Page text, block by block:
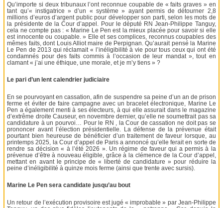
Qu’importe si deux tribunaux l’ont reconnue coupable de « faits graves » en
tant qu’« instigatrice » d’un « système » ayant permis de détourner 2,8
millions d’euros d’argent public pour développer son parti, selon les mots de
la présidente de la Cour d’appel. Pour le député RN Jean-Philippe Tanguy,
cela ne compte pas : « Marine Le Pen est la mieux placée pour savoir si elle
est innocente ou coupable. » Elle et ses complices, reconnus coupables des
mêmes faits, dont Louis Alliot maire de Perpignan. Qu’aurait pensé la Marine
Le Pen de 2013 qui réclamait « l’inéligibilité à vie pour tous ceux qui ont été
condamnés pour des faits commis à l’occasion de leur mandat », tout en
clamant « j’ai une éthique, une morale, et je m’y tiens » ?
Le pari d’un lent calendrier judiciaire
En se pourvoyant en cassation, afin de suspendre sa peine d’un an de prison
ferme et éviter de faire campagne avec un bracelet électronique, Marine Le
Pen a également menti à ses électeurs, à qui elle assurait dans le magazine
d’extrême droite Causeur, en novembre dernier, qu’elle ne soumettrait pas sa
candidature à un pourvoi… Pour le RN , la Cour de cassation ne doit pas se
prononcer avant l’élection présidentielle. La défense de la prévenue était
pourtant bien heureuse de bénéficier d’un traitement de faveur lorsque, au
printemps 2025, la Cour d’appel de Paris a annoncé qu’elle ferait en sorte de
rendre sa décision « à l’été 2026 ». Un régime de faveur qui a permis à la
prévenue d’être à nouveau éligible, grâce à la clémence de la Cour d’appel,
mettant en avant le principe de « liberté de candidature » pour réduire la
peine d’inéligibilité à quinze mois ferme (ainsi que trente avec sursis).
Marine Le Pen sera candidate jusqu’au bout
Un retour de l’exécution provisoire est jugé « improbable » par Jean-Philippe